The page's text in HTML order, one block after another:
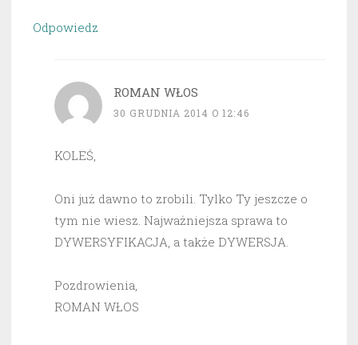
Odpowiedz
ROMAN WŁOS
30 GRUDNIA 2014 O 12:46
KOLEŚ,
Oni już dawno to zrobili. Tylko Ty jeszcze o
tym nie wiesz. Najważniejsza sprawa to
DYWERSYFIKACJA, a także DYWERSJA.
Pozdrowienia,
ROMAN WŁOS